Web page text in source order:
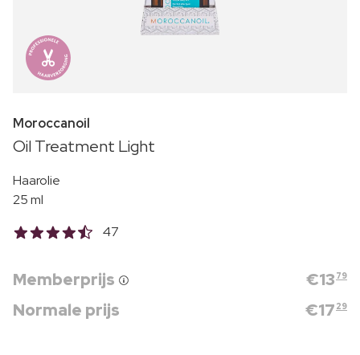
Moroccanoil
Oil Treatment Light
Haarolie
25 ml
47
Memberprijs €13 79
Normale prijs €17 29